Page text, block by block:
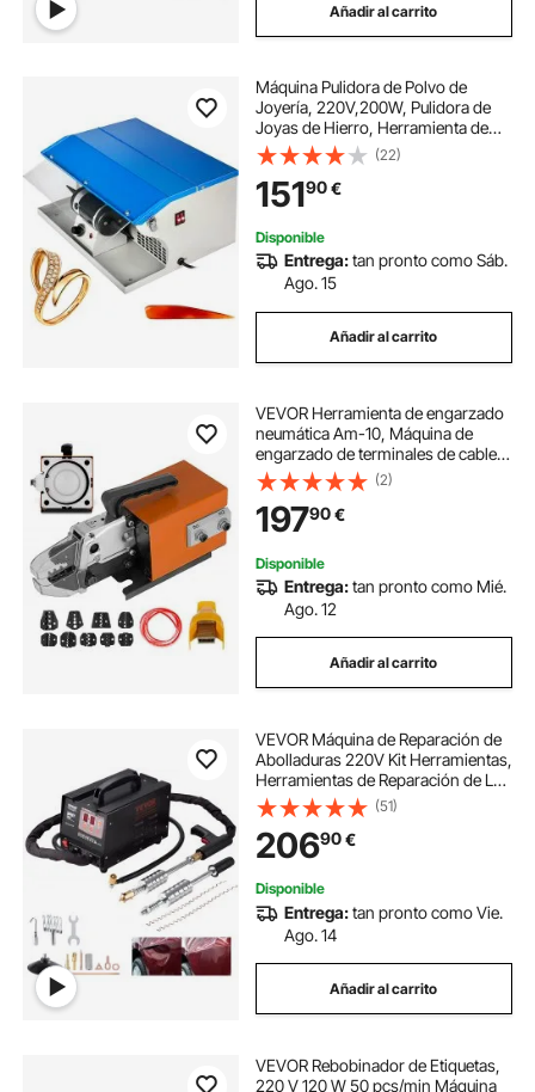
Añadir al carrito
Máquina Pulidora de Polvo de
Joyería, 220V,200W, Pulidora de
Joyas de Hierro, Herramienta de
Pulido de Joyería máquina de pulido
de joyas
(22)
15190€
Disponible
Entrega:tan pronto como Sáb.
Ago. 15
Añadir al carrito
VEVOR Herramienta de engarzado
neumática Am-10, Máquina de
engarzado de terminales de cable
accionada por aire Hasta 16 mm2,
Máquina de engarzado neumática
con 10 juegos de troqueles para
muchos tipos
(2)
19790€
Disponible
Entrega:tan pronto como Mié.
Ago. 12
Añadir al carrito
VEVOR Máquina de Reparación de
Abolladuras 220V Kit Herramientas,
Herramientas de Reparación de La
Abolladura 220V Abolladuras
Coche Abolladuras Coche
Profesional Máquina de Soldadura
por Puntos
(51)
20690€
Disponible
Entrega:tan pronto como Vie.
Ago. 14
Añadir al carrito
VEVOR Rebobinador de Etiquetas,
220 V 120 W 50 pcs/min Máquina